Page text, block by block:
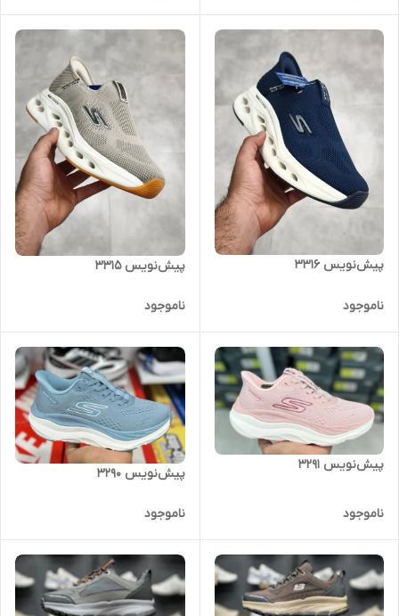
پیش‌نویس ۳۳۱۶
ناموجود
پیش‌نویس ۳۳۱۵
ناموجود
پیش‌نویس ۳۲۹۱
ناموجود
پیش‌نویس ۳۲۹۰
ناموجود